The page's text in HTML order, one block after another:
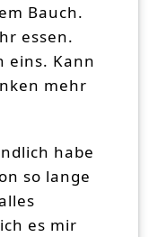
Bauch.
essen.
eins. Kann
mehr
habe
so lange
es mir